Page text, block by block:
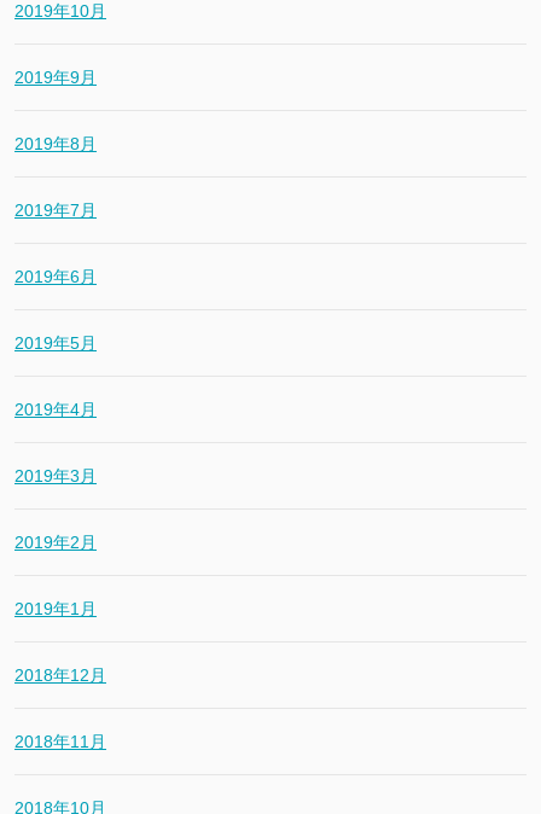
2019年10月
2019年9月
2019年8月
2019年7月
2019年6月
2019年5月
2019年4月
2019年3月
2019年2月
2019年1月
2018年12月
2018年11月
2018年10月